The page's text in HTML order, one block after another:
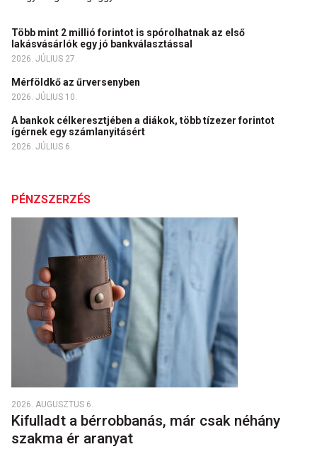
Több mint 2 millió forintot is spórolhatnak az első
lakásvásárlók egy jó bankválasztással
2026. JÚLIUS 27.
Mérföldkő az űrversenyben
2026. JÚLIUS 10.
A bankok célkeresztjében a diákok, több tízezer forintot
ígérnek egy számlanyitásért
2026. JÚLIUS 6.
PÉNZSZERZÉS
2026. AUGUSZTUS 6.
Kifulladt a bérrobbanás, már csak néhány
szakma ér aranyat